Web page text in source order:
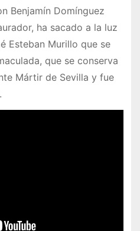
Benjamín Domínguez
ha sacado a la luz
Esteban Murillo que se
que se conserva
Mártir de Sevilla y fue